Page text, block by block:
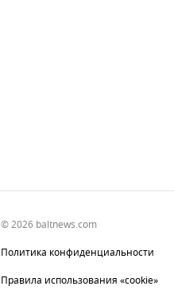
© 2026 baltnews.com
Политика конфиденциальности
Правила использования «cookie»